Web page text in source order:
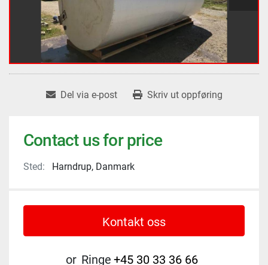
Del via e-post Skriv ut oppføring
Contact us for price
Sted: Harndrup, Danmark
Kontakt oss
or Ringe +45 30 33 36 66